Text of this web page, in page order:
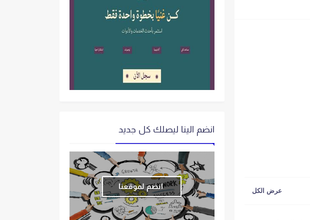
انضم الينا ليصلك كل جديد
انضم لموقعنا